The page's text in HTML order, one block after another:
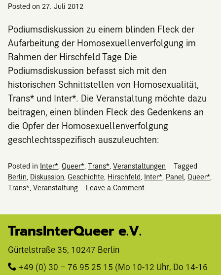
Posted on 27. Juli 2012
Podiumsdiskussion zu einem blinden Fleck der
Aufarbeitung der Homosexuellenverfolgung im
Rahmen der Hirschfeld Tage Die
Podiumsdiskussion befasst sich mit den
historischen Schnittstellen von Homosexualität,
Trans* und Inter*. Die Veranstaltung möchte dazu
beitragen, einen blinden Fleck des Gedenkens an
die Opfer der Homosexuellenverfolgung
geschlechtsspezifisch auszuleuchten:
Posted in Inter* Queer* Trans* Veranstaltungen
Tagged
Berlin Diskussion Geschichte Hirschfeld Inter* Panel Queer*
Trans* Veranstaltung Leave a Commenton
TransInterQueer e.V.
Gürtelstraße 35, 10247 Berlin
+49 (0) 30 – 76 95 25 15 (Mo 10-12 Uhr, Do 14-16